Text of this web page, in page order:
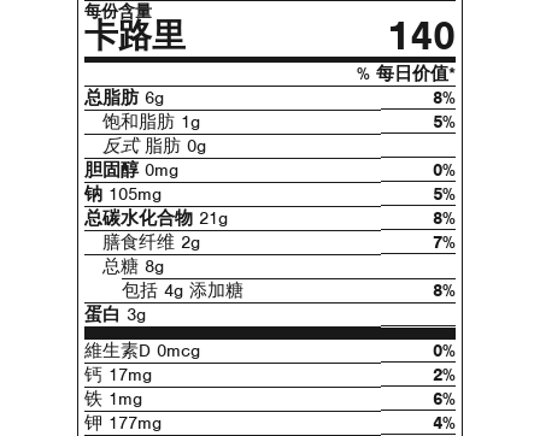
每份含量
卡路里 140
% 每日价值*
总脂肪6g
8%
饱和脂肪 1g
5%
反式脂肪 0g
胆固醇0mg
0%
钠 105mg
5%
总碳水化合物 21g
8%
膳食纤维 2g
7%
总糖 8g
包括 4g 添加糖
8%
蛋白 3g
維生素D 0mcg
0%
钙 17mg
2%
铁 1mg
6%
钾 177mg
4%